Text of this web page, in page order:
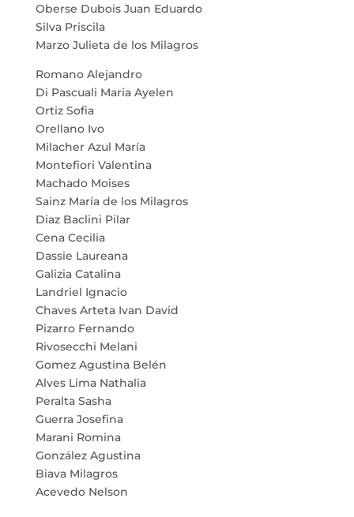
Oberse Dubois Juan Eduardo
Silva Priscila
Marzo Julieta de los Milagros
Romano Alejandro
Di Pascuali Maria Ayelen
Ortiz Sofia
Orellano Ivo
Milacher Azul María
Montefiori Valentina
Machado Moises
Sainz María de los Milagros
Diaz Baclini Pilar
Cena Cecilia
Dassie Laureana
Galizia Catalina
Landriel Ignacio
Chaves Arteta Ivan David
Pizarro Fernando
Rivosecchi Melani
Gomez Agustina Belén
Alves Lima Nathalia
Peralta Sasha
Guerra Josefina
Marani Romina
González Agustina
Biava Milagros
Acevedo Nelson